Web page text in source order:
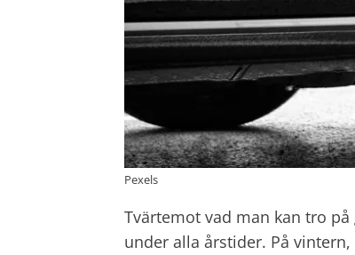
Pexels
Tvärtemot vad man kan tro
under alla årstider. På